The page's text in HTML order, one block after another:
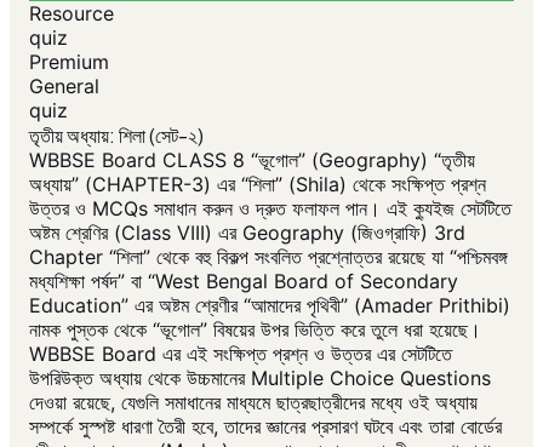
Resource
quiz
Premium
General
quiz
তৃতীয় অধ্যায়: শিলা (সেট-২)
WBBSE Board CLASS 8 “ভূগোল” (Geography) “তৃতীয়
অধ্যায়” (CHAPTER-3) এর “শিলা” (Shila) থেকে সংক্ষিপ্ত প্রশ্ন
উত্তর ও MCQs সমাধান করুন ও দ্রুত ফলাফল পান। এই ক্যুইজ সেটটিতে
অষ্টম শ্রেণির (Class VIII) এর Geography (জিওগ্রাফি) 3rd
Chapter “শিলা” থেকে বহু বিকল্প সংবলিত প্রশ্নোত্তর রয়েছে যা “পশ্চিমবঙ্গ
মধ্যশিক্ষা পর্ষদ” বা “West Bengal Board of Secondary
Education” এর অষ্টম শ্রেণীর “আমাদের পৃথিবী” (Amader Prithibi)
নামক পুস্তক থেকে “ভূগোল” বিষয়ের উপর ভিত্তি করে তুলে ধরা হয়েছে।
WBBSE Board এর এই সংক্ষিপ্ত প্রশ্ন ও উত্তর এর সেটটিতে
উপরিউক্ত অধ্যায় থেকে উচ্চমানের Multiple Choice Questions
দেওয়া রয়েছে, যেগুলি সমাধানের মাধ্যমে ছাত্রছাত্রীদের মধ্যে ওই অধ্যায়
সম্পর্কে সুস্পষ্ট ধারণা তৈরী হবে, তাদের জ্ঞানের প্রসারণ ঘটবে এবং তারা বোর্ডের